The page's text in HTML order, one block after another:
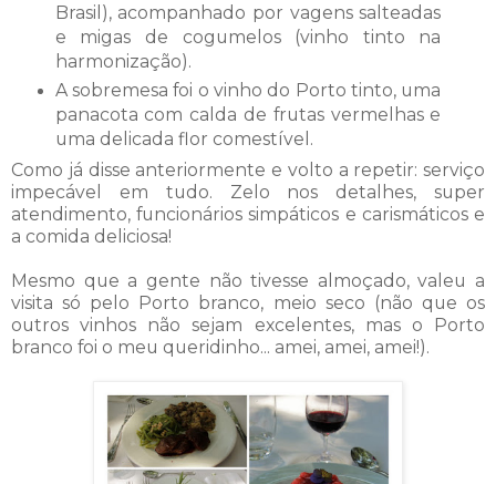
Brasil), acompanhado por vagens salteadas
e migas de cogumelos (vinho tinto na
harmonização).
A sobremesa foi o vinho do Porto tinto, uma
panacota com calda de frutas vermelhas e
uma delicada flor comestível.
Como já disse anteriormente e volto a repetir: serviço
impecável em tudo. Zelo nos detalhes, super
atendimento, funcionários simpáticos e carismáticos e
a comida deliciosa!
Mesmo que a gente não tivesse almoçado, valeu a
visita só pelo Porto branco, meio seco (não que os
outros vinhos não sejam excelentes, mas o Porto
branco foi o meu queridinho... amei, amei, amei!).